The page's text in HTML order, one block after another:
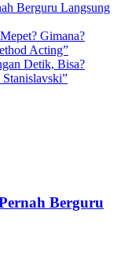
Berguru Langsung
Gimana?
Acting”
Detik, Bisa?
Berguru